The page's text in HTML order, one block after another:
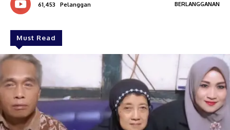
61,453 Pelanggan BERLANGGANAN
Must Read